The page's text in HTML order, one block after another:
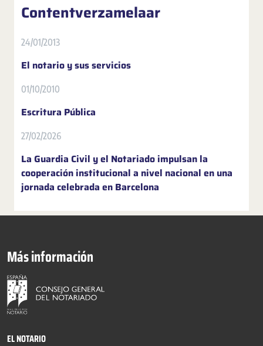
Contentverzamelaar
24/01/2013
El notario y sus servicios
01/10/2010
Escritura Pública
27/02/2026
La Guardia Civil y el Notariado impulsan la
cooperación institucional a nivel nacional en una
jornada celebrada en Barcelona
Más información
EL NOTARIO